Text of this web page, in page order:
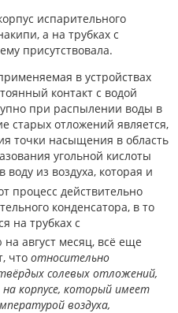
испарительного
а на трубках с
присутствовала.
в устройствах
контакт с водой
при распылении воды в
старых отложений является,
точки насыщения в область
угольной кислоты
в воду из воздуха, которая и
процесс действительно
конденсатора, в то
на трубках с
август месяц, всё еще
что относительно
солевых отложений,
на корпусе, который имеет
воздуха,